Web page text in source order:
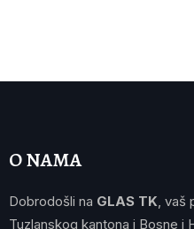
O NAMA
Dobrodošli na GLAS TK ,
Tuzlanskog kantona i Bosne i